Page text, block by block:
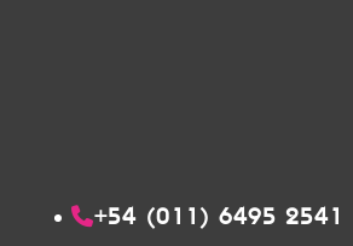
+54 (011) 6495 2541